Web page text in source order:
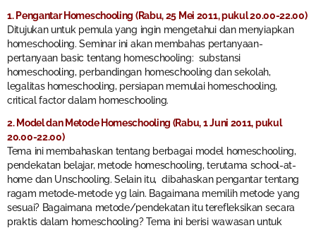
1. Pengantar Homeschooling (Rabu, 25 Mei 2011, pukul 20.00-22.00)
Ditujukan untuk pemula yang ingin mengetahui dan menyiapkan
homeschooling. Seminar ini akan membahas pertanyaan-
pertanyaan basic tentang homeschooling: substansi
homeschooling, perbandingan homeschooling dan sekolah,
legalitas homeschooling, persiapan memulai homeschooling,
critical factor dalam homeschooling.
2. Model dan Metode Homeschooling (Rabu, 1 Juni 2011, pukul
20.00-22.00)
Tema ini membahaskan tentang berbagai model homeschooling,
pendekatan belajar, metode homeschooling, terutama school-at-
home dan Unschooling. Selain itu, dibahaskan pengantar tentang
ragam metode-metode yg lain. Bagaimana memilih metode yang
sesuai? Bagaimana metode/pendekatan itu terefleksikan secara
praktis dalam homeschooling? Tema ini berisi wawasan untuk